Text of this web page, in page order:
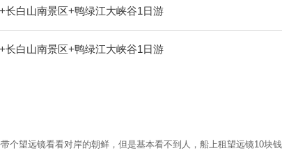
长白山南景区+鸭绿江大峡谷1日游
长白山南景区+鸭绿江大峡谷1日游
个望远镜看看对岸的朝鲜，但是基本看不到人，船上租望远镜10